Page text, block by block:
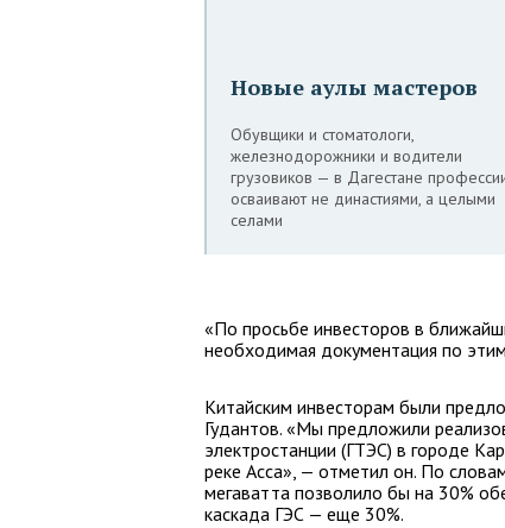
Новые аулы мастеров
Обувщики и стоматологи,
железнодорожники и водители
грузовиков — в Дагестане
осваивают не династиями, а целыми
селами
«По просьбе инвесторов в
необходимая документация по
Китайским инвесторам были
Гудантов. «Мы предложили
электростанции (ГТЭС) в городе
реке Асса», — отметил он. По
мегаватта позволило бы на 30%
каскада ГЭС — еще 30%.